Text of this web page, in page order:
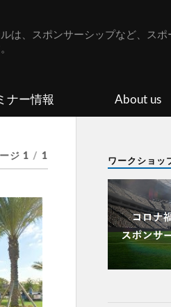
は、スポンサーシップなど、スポ
ナー情報 About us
ジ 1 / 1 ワークショッ